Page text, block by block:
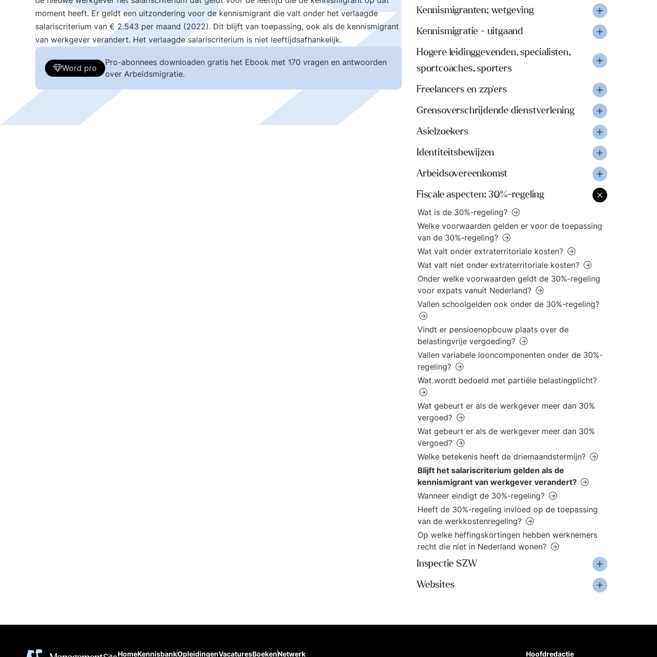
moment heeft. Er geldt een uitzondering voor de kennismigrant die valt onder het verlaagde
salariscriterium van € 2.543 per maand (2022). Dit blijft van toepassing, ook als de kennismigrant
van werkgever verandert. Het verlaagde salariscriterium is niet leeftijdsafhankelijk.
Word pro
Pro-abonnees downloaden gratis het Ebook met 170 vragen en antwoorden
over Arbeidsmigratie.
Kennismigranten; wetgeving
Kennismigratie - uitgaand
Hogere leidinggevenden, specialisten,
sportcoaches, sporters
Freelancers en zzp'ers
Grensoverschrijdende dienstverlening
Asielzoekers
Identiteitsbewijzen
Arbeidsovereenkomst
Fiscale aspecten: 30%-regeling
Wat is de 30%-regeling?
Welke voorwaarden gelden er voor de toepassing
van de 30%-regeling?
Wat valt onder extraterritoriale kosten?
Wat valt niet onder extraterritoriale kosten?
Onder welke voorwaarden geldt de 30%-regeling
voor expats vanuit Nederland?
Vallen schoolgelden ook onder de 30%-regeling?
Vindt er pensioenopbouw plaats over de
belastingvrije vergoeding?
Vallen variabele looncomponenten onder de 30%-
regeling?
Wat wordt bedoeld met partiële belastingplicht?
Wat gebeurt er als de werkgever meer dan 30%
vergoed?
Wat gebeurt er als de werkgever meer dan 30%
vergoed?
Welke betekenis heeft de driemaandstermijn?
Blijft het salariscriterium gelden als de
kennismigrant van werkgever verandert?
Wanneer eindigt de 30%-regeling?
Heeft de 30%-regeling invloed op de toepassing
van de werkkostenregeling?
Op welke heffingskortingen hebben werknemers
recht die niet in Nederland wonen?
Inspectie SZW
Websites
HomeKennisbankOpleidingenVacaturesBoekenNetwerk Hoofdredactie